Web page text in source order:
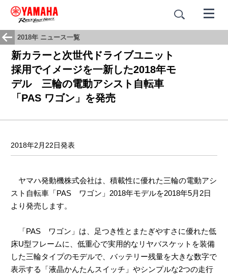
2018年 ニュース一覧
新カラーと次世代ドライブユニット
採用でイメージを一新した2018年モ
デル 三輪の電動アシスト自転車
「PAS ワゴン」を発売
2018年2月22日発表
ヤマハ発動機株式会社は、積載性に優れた三輪の電動アシ
スト自転車「PAS ワゴン」2018年モデルを2018年5月2日
より発売します。
「PAS ワゴン」は、足つき性とまたぎやすさに優れた低
床U型フレームに、低重心で実用的なリヤバスケットを装備
した三輪タイプのモデルで、バッテリー残量を大きな数字で
表示する「液晶かんたんスイッチ」やシンプルな2つの走行